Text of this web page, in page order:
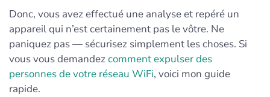
Donc, vous avez effectué une analyse et repéré un
appareil qui n’est certainement pas le vôtre. Ne
paniquez pas — sécurisez simplement les choses. Si
vous vous demandezcomment expulser des
personnes de votre réseau WiFi, voici mon guide
rapide.